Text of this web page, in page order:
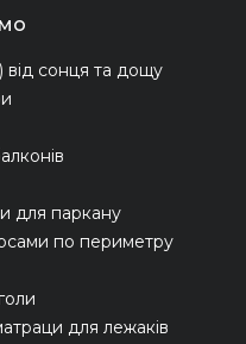
від сонця та дощу
для паркану
по периметру
для лежаків